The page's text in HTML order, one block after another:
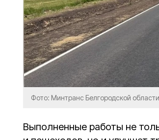
Фото: Минтранс Белгородской области
Выполненные работы не